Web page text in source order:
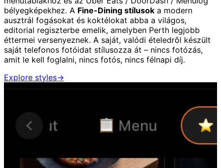
bélyegképekhez. A Fine-Dining stílusok a modern
ausztrál fogásokat és koktélokat abba a világos,
editorial regiszterbe emelik, amelyben Perth legjobb
éttermei versenyeznek. A saját, valódi ételedről készült
saját telefonos fotóidat stílusozza át – nincs fotózás,
amit le kell foglalni, nincs fotós, nincs félnapi díj.
Explore styles→